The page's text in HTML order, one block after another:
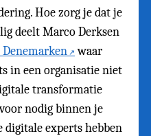
Hoe zorg je dat je
deelt Marco Derksen
waar
in een organisatie niet
transformatie
nodig binnen je
digitale experts hebben